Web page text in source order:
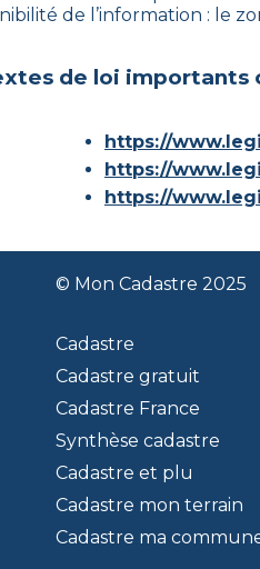
de l’information : le
de loi importants
© Mon Cadastre 2025
Cadastre
Cadastre gratuit
Cadastre France
Synthèse cadastre
Cadastre et plu
Cadastre mon terrain
Cadastre ma